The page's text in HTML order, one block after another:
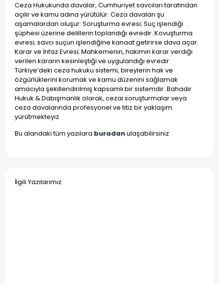
Ceza Hukukunda davalar, Cumhuriyet savcıları tarafından
açılır ve kamu adına yürütülür. Ceza davaları şu
aşamalardan oluşur: Soruşturma evresi; Suç işlendiği
şüphesi üzerine delillerin toplandığı evredir. Kovuşturma
evresi; savcı suçun işlendiğine kanaat getirirse dava açar.
Karar ve İnfaz Evresi; Mahkemenin, hakimin karar verdiği
verilen kararın kesinleştiği ve uygulandığı evredir.
Türkiye’deki ceza hukuku sistemi, bireylerin hak ve
özgürlüklerini korumak ve kamu düzenini sağlamak
amacıyla şekillendirilmiş kapsamlı bir sistemdir. Bahadır
Hukuk & Dabışmanlık olarak, cezai soruşturmalar veya
ceza davalarında profesyonel ve titiz bir yaklaşım
yürütmekteyiz.
Bu alandaki tüm yazılara buradanulaşabilirsiniz
İlgili Yazılarımız